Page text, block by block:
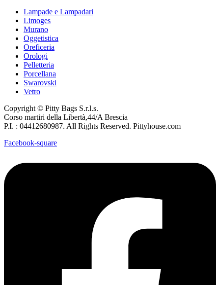
Lampade e Lampadari
Limoges
Murano
Oggetistica
Oreficeria
Orologi
Pelletteria
Porcellana
Swarovski
Vetro
Copyright © Pitty Bags S.r.l.s.
Corso martiri della Libertà,44/A Brescia
P.I. : 04412680987. All Rights Reserved. Pittyhouse.com
Facebook-square